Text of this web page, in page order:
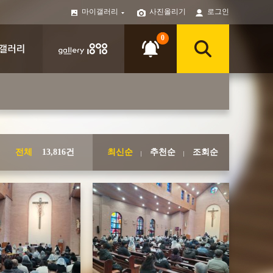
마이갤러리 사진올리기 로그인
0
전체 13,816건 최신순 추천순 조회순